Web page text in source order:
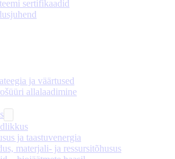
sertifikaadid
ja väärtused
allalaadimine
ja taastuvenergia
materjali- ja ressursitõhusus